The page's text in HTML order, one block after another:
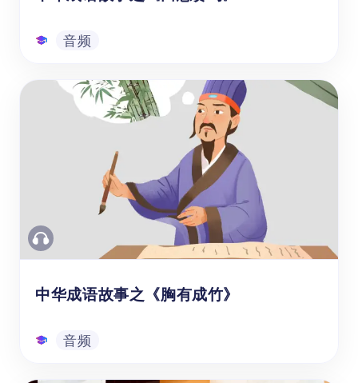
音频
中华成语故事之《田忌赛马》
使用【成语故事《田忌赛马》的典故、策略、
启示用法】的音频学习资源，能帮助学龄前至
1-6年级（3-12岁）的海外孩子和中国学生学
习经典中文成语故事。这个音频主要讲述
了“田忌赛马”这一成语背后的历史典故，以及
孙膑在比赛中使用的竞争策略。不仅能提高学
生中文的口语、听力水平，也能帮助学生了解
传统文化，培养思维能力。
中华成语故事之《胸有成竹》
音频